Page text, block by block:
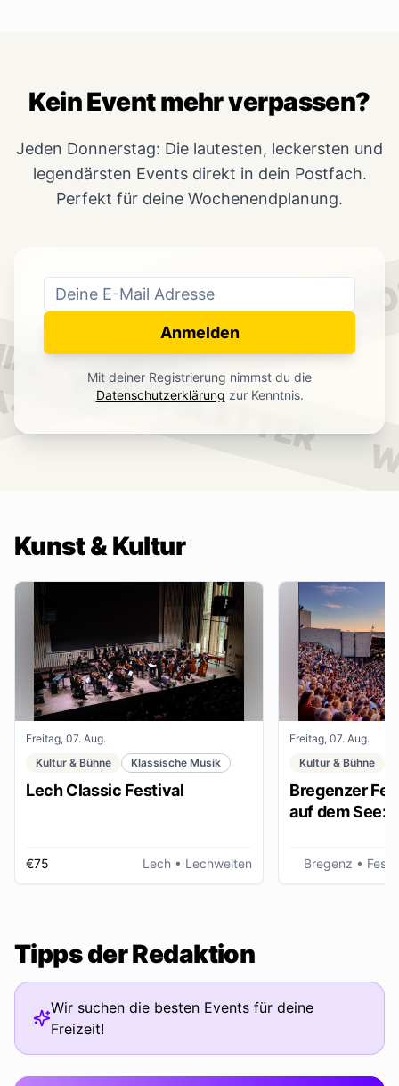
NEWSLETTER
NEWSLETTER
Kein Event mehr verpassen?
Jeden Donnerstag: Die lautesten, leckersten und
legendärsten Events direkt in dein Postfach.
Perfekt für deine Wochenendplanung.
Anmelden
Mit deiner Registrierung nimmst du die
Datenschutzerklärung zur Kenntnis.
Kunst & Kultur
Freitag, 07. Aug.
Kultur & Bühne
Klassische Musik
Lech Classic Festival
€75 Lech • Lechwelten
Freitag, 07. Aug.
Kultur & Bühne
Bregenzer
auf dem See:
Bregenz •
Tipps der Redaktion
Wir suchen die besten Events für deine
Freizeit!